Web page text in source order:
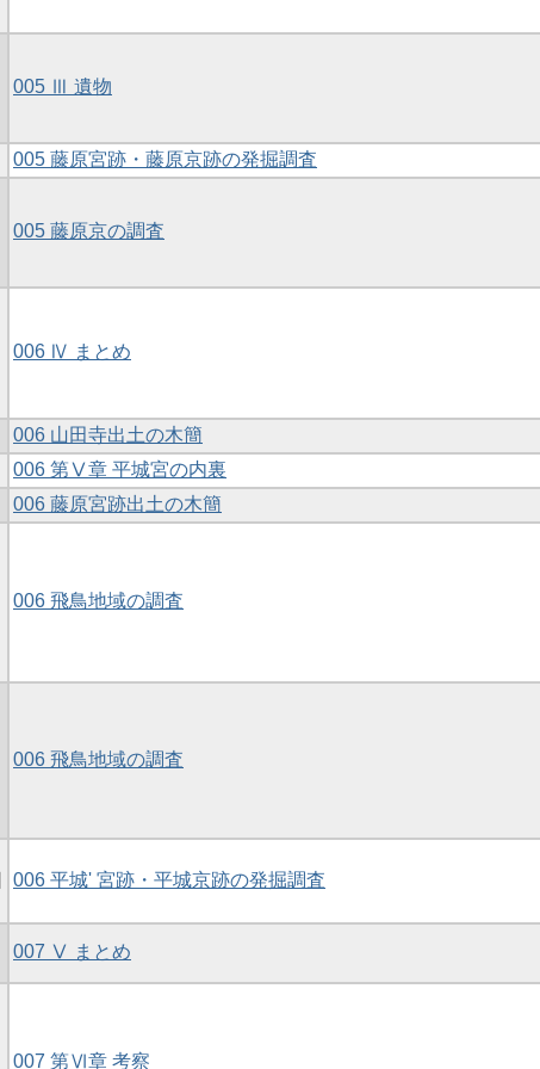
005 Ⅲ 遺物
005 藤原宮跡・藤原京跡の発掘調査
005 藤原京の調査
006 Ⅳ まとめ
006 山田寺出土の木簡
006 第Ⅴ章 平城宮の内裏
006 藤原宮跡出土の木簡
006 飛鳥地域の調査
006 飛鳥地域の調査
006 平城' 宮跡・平城京跡の発掘調査
007 Ⅴ まとめ
007 第Ⅵ章 考察